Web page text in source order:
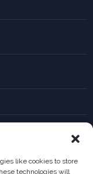
like cookies to store
technologies will